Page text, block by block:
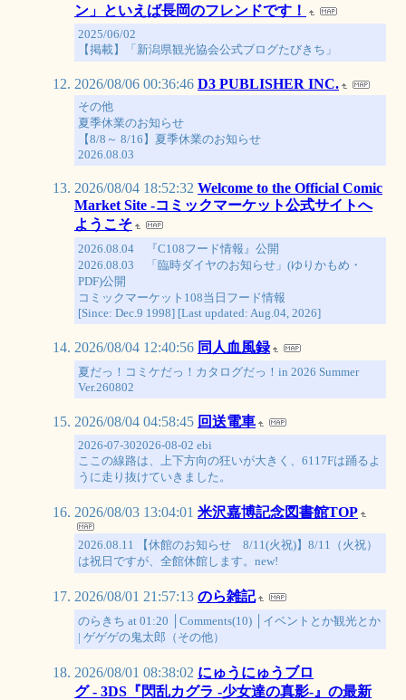
ン」といえば長岡のフレンドです！
2025/06/02
【掲載】「新潟県観光協会公式ブログたびきち」
2026/08/06 00:36:46 D3 PUBLISHER INC.
その他
夏季休業のお知らせ
【8/8～ 8/16】夏季休業のお知らせ
2026.08.03
2026/08/04 18:52:32 Welcome to the Official Comic
Market Site -コミックマーケット公式サイトへ
ようこそ
2026.08.04 『C108フード情報』公開
2026.08.03 「臨時ダイヤのお知らせ」(ゆりかもめ・
PDF)公開
コミックマーケット108当日フード情報
[Since: Dec.9 1998] [Last updated: Aug.04, 2026]
2026/08/04 12:40:56 同人血風録
夏だっ！コミケだっ！カタログだっ！in 2026 Summer
Ver.260802
2026/08/04 04:58:45 回送電車
2026-07-302026-08-02 ebi
ここの線路は、上下方向の狂いが大きく、6117Fは踊るよ
うに走り抜けていきました。
2026/08/03 13:04:01 米沢嘉博記念図書館TOP
2026.08.11 【休館のお知らせ 8/11(火祝)】8/11（火祝）
は祝日ですが、全館休館します。new!
2026/08/01 21:57:13 のら雑記
のらきち at 01:20 │Comments(10) │イベントとか観光とか
| ゲゲゲの鬼太郎（その他）
2026/08/01 08:38:02 にゅうにゅうブロ
グ - 3DS『閃乱カグラ -少女達の真影-』の最新